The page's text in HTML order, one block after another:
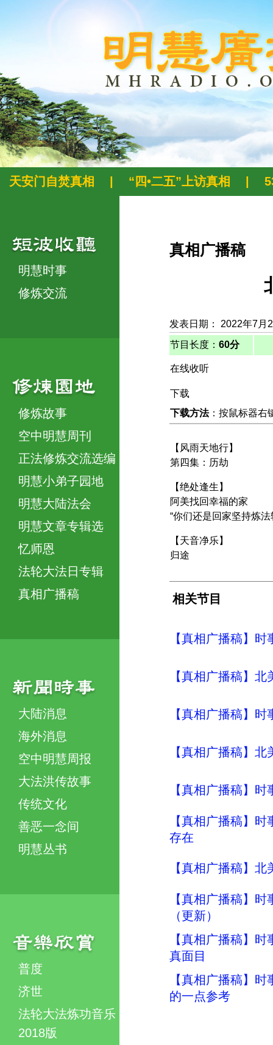
天安门自焚真相 “四•二五”上访真相
明慧时事
修炼交流
修炼故事
空中明慧周刊
正法修炼交流选编
明慧小弟子园地
明慧大陆法会
明慧文章专辑选
忆师恩
法轮大法日专辑
真相广播稿
大陆消息
海外消息
空中明慧周报
大法洪传故事
传统文化
善恶一念间
明慧丛书
普度
济世
法轮大法炼功音乐
2018版
真相广播稿
发表日期： 2022年7月
节目长度： 60分
在线收听
下载
下载方法：按鼠标器右
【风雨天地行】
第四集：历劫
【绝处逢生】
阿美找回幸福的家
“你们还是回家坚持炼法
【天音净乐】
归途
相关节目
【真相广播稿】
【真相广播稿】
【真相广播稿】
【真相广播稿】
【真相广播稿】
【真相广播稿】
存在
【真相广播稿】
【真相广播稿】
（更新）
【真相广播稿】
真面目
【真相广播稿】
的一点参考